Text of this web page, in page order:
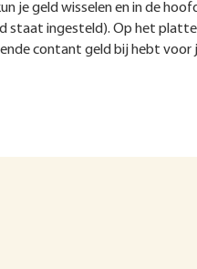
je geld wisselen en in de
staat ingesteld). Op het
contant geld bij hebt voor